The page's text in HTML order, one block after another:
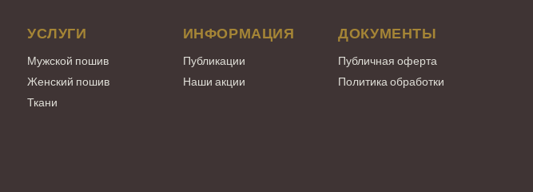
УСЛУГИ
Мужской пошив
Женский пошив
Ткани
ИНФОРМАЦИЯ
Публикации
Наши акции
ДОКУМЕНТЫ
Публичная оферта
Политика обработки